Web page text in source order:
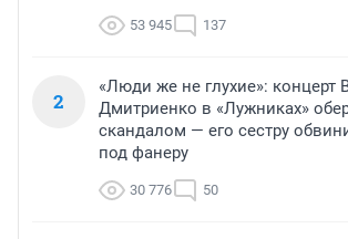
53 945 137
2
«Люди же не глухие»: концерт
Дмитриенко в «Лужниках»
скандалом — его сестру
под фанеру
30 776 50